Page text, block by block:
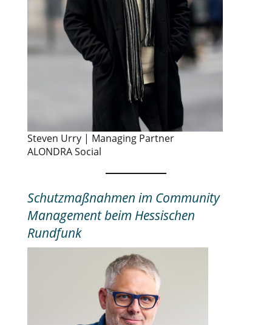
Steven Urry | Managing Partner
ALONDRA Social
Schutzmaßnahmen im Community
Management beim Hessischen
Rundfunk